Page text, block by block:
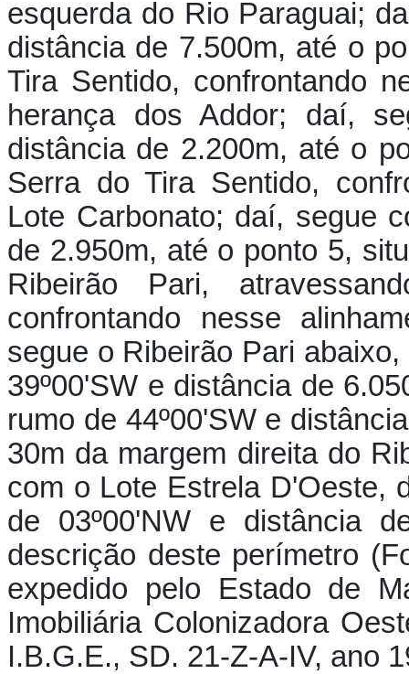
esquerda do Rio Paraguai;
distância de 7.500m, até o
Tira Sentido, confrontando
herança dos Addor; daí,
distância de 2.200m, até o
Serra do Tira Sentido,
Lote Carbonato; daí, segue
de 2.950m, até o ponto 5,
Ribeirão Pari,
confrontando nesse
segue o Ribeirão Pari
39º00'SW e distância de
rumo de 44º00'SW e
30m da margem direita do
com o Lote Estrela D'Oeste,
de 03º00'NW e distância
descrição deste perímetro
expedido pelo Estado de
Imobiliária Colonizadora
I.B.G.E., SD. 21-Z-A-IV, ano